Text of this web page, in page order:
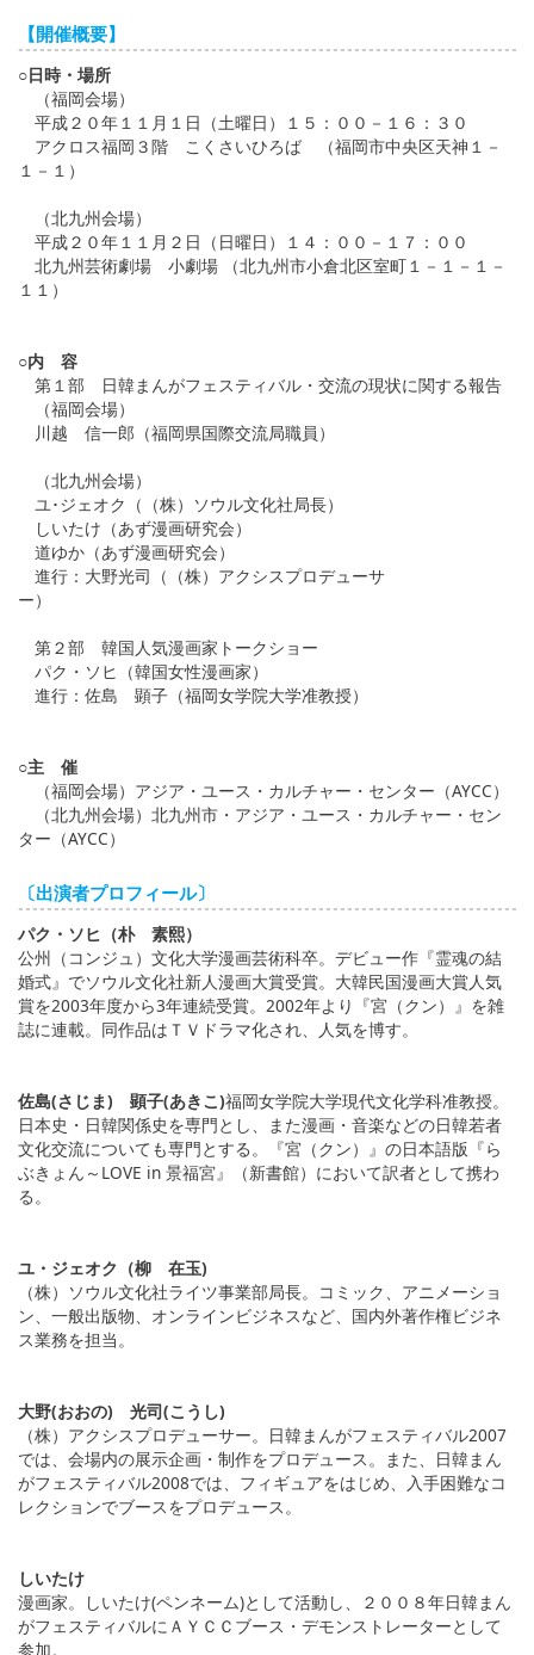
【開催概要】
○日時・場所
（福岡会場）
平成２０年１１月１日（土曜日）１５：００－１６：３０
アクロス福岡３階 こくさいひろば （福岡市中央区天神１－
１－１）
（北九州会場）
平成２０年１１月２日（日曜日）１４：００－１７：００
北九州芸術劇場 小劇場 （北九州市小倉北区室町１－１－１－
１１）
○内 容
第１部 日韓まんがフェスティバル・交流の現状に関する報告
（福岡会場）
川越 信一郎（福岡県国際交流局職員）
（北九州会場）
ユ･ジェオク（（株）ソウル文化社局長）
しいたけ（あず漫画研究会）
道ゆか（あず漫画研究会）
進行：大野光司（（株）アクシスプロデューサ
ー）
第２部 韓国人気漫画家トークショー
パク・ソヒ（韓国女性漫画家）
進行：佐島 顕子（福岡女学院大学准教授）
○主 催
（福岡会場）アジア・ユース・カルチャー・センター（AYCC）
（北九州会場）北九州市・アジア・ユース・カルチャー・セン
ター（AYCC）
〔出演者プロフィール〕
パク・ソヒ（朴 素熙）
公州（コンジュ）文化大学漫画芸術科卒。デビュー作『霊魂の結
婚式』でソウル文化社新人漫画大賞受賞。大韓民国漫画大賞人気
賞を2003年度から3年連続受賞。2002年より『宮（クン）』を雑
誌に連載。同作品はＴＶドラマ化され、人気を博す。
佐島(さじま) 顕子(あきこ)福岡女学院大学現代文化学科准教授。
日本史・日韓関係史を専門とし、また漫画・音楽などの日韓若者
文化交流についても専門とする。『宮（クン）』の日本語版『ら
ぶきょん～LOVE in 景福宮』（新書館）において訳者として携わ
る。
ユ・ジェオク（柳 在玉)
（株）ソウル文化社ライツ事業部局長。コミック、アニメーショ
ン、一般出版物、オンラインビジネスなど、国内外著作権ビジネ
ス業務を担当。
大野(おおの) 光司(こうし)
（株）アクシスプロデューサー。日韓まんがフェスティバル2007
では、会場内の展示企画・制作をプロデュース。また、日韓まん
がフェスティバル2008では、フィギュアをはじめ、入手困難なコ
レクションでブースをプロデュース。
しいたけ
漫画家。しいたけ(ペンネーム)として活動し、２００８年日韓まん
がフェスティバルにＡＹＣＣブース・デモンストレーターとして
参加。